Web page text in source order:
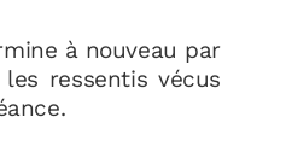
à nouveau par
ressentis vécus